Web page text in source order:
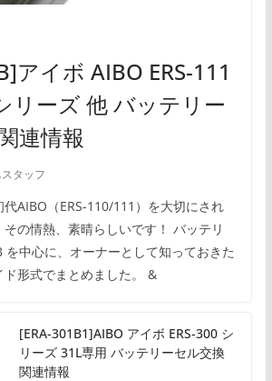
アイボ AIBO ERS-111
リーズ 他 バッテリー
連情報
スタッフ
AIBO（ERS-110/111）を大切にされ
の情熱、素晴らしいです！ バッテリ
を中心に、オーナーとして知っておきた
ド形式でまとめました。 &
[ERA-301B1]AIBO アイボ ERS-300 シ
リーズ 31L専用 バッテリーセル交換
関連情報